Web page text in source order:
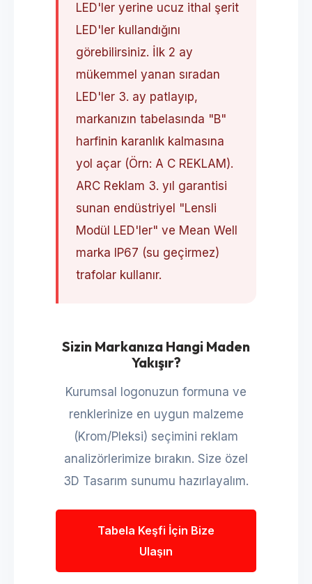
LED'ler yerine ucuz ithal şerit
LED'ler kullandığını
görebilirsiniz. İlk 2 ay
mükemmel yanan sıradan
LED'ler 3. ay patlayıp,
markanızın tabelasında "B"
harfinin karanlık kalmasına
yol açar (Örn: A C REKLAM).
ARC Reklam 3. yıl garantisi
sunan endüstriyel "Lensli
Modül LED'ler" ve Mean Well
marka IP67 (su geçirmez)
trafolar kullanır.
Sizin Markanıza Hangi Maden
Yakışır?
Kurumsal logonuzun formuna ve
renklerinize en uygun malzeme
(Krom/Pleksi) seçimini reklam
analizörlerimize bırakın. Size özel
3D Tasarım sunumu hazırlayalım.
Tabela Keşfi İçin Bize
Ulaşın